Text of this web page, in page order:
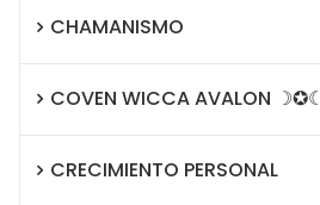
CHAMANISMO
COVEN WICCA AVALON ☽✪☾
CRECIMIENTO PERSONAL